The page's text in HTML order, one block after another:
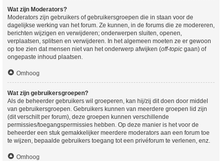
Wat zijn Moderators?
Moderators zijn gebruikers of gebruikersgroepen die in staan voor de
dagelijkse werking van het forum. Ze kunnen, in de forums die ze modereren,
berichten wijzigen en verwijderen; onderwerpen sluiten, openen,
verplaatsen, splitsen en verwijderen. In het algemeen moeten ze er gewoon
op toe zien dat mensen niet van het onderwerp afwijken (off-topic gaan) of
ongepaste inhoud plaatsen.
Omhoog
Wat zijn gebruikersgroepen?
Als de beheerder gebruikers wil groeperen, kan hij/zij dit doen door middel
van gebruikersgroepen. Gebruikers kunnen van meerdere groepen lid zijn
(dit verschilt per forum), deze groepen kunnen verschillende
permissies/toegangspermissies hebben. Op deze manier is het voor de
beheerder een stuk gemakkelijker meerdere moderators aan een forum toe
te wijzen, bepaalde gebruikers toegang tot een privéforum te verlenen, enz.
Omhoog